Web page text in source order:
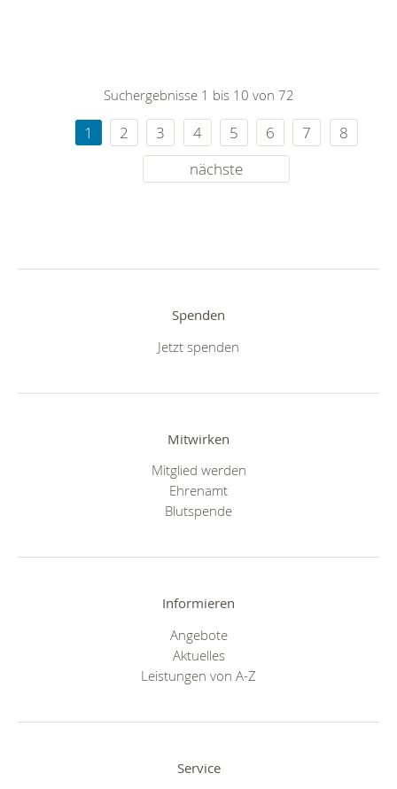
Suchergebnisse 1 bis 10 von 72
1 2 3 4 5 6 7
8
nächste
Spenden
Jetzt spenden
Mitwirken
Mitglied werden
Ehrenamt
Blutspende
Informieren
Angebote
Aktuelles
Leistungen von A-Z
Service